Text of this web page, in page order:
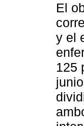
El
y el
125